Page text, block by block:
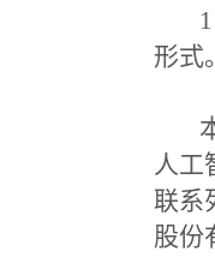
形式
人工
联系
股份